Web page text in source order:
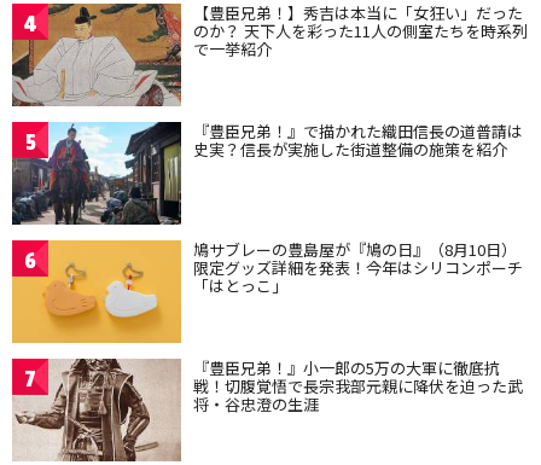
4 【豊臣兄弟！】秀吉は本当に「女狂い」だった
のか？ 天下人を彩った11人の側室たちを時系列
で一挙紹介
5 『豊臣兄弟！』で描かれた織田信長の道普請は
史実？信長が実施した街道整備の施策を紹介
6 鳩サブレーの豊島屋が『鳩の日』（8月10日）
限定グッズ詳細を発表！今年はシリコンポーチ
「はとっこ」
7 『豊臣兄弟！』小一郎の5万の大軍に徹底抗
戦！切腹覚悟で長宗我部元親に降伏を迫った武
将・谷忠澄の生涯